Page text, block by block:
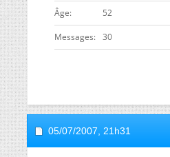
ge 52
Messages 30
05/07/2007, 21h31